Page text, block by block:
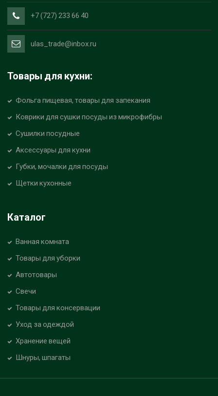
+7 (727) 233 66 40
ulas_trade@inbox.ru
Товары для кухни:
Фольга пищевая, товары для запекания
Коврики для сушки посуды из микрофибры
Сушилки посудные
Аксессуары для кухни
Губки, мочалки для посуды
Щетки кухонные
Каталог
Ванная комната
Товары для уборки
Автотовары
Свечи
Товары для консервации
Уход за одеждой
Хранение вещей
Шнуры, шпагаты